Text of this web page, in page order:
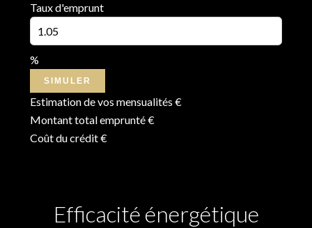
Taux d'emprunt
%
SIMULER
Estimation de vos mensualités €
Montant total emprunté€
Coût du crédit€
Efficacité énergétique